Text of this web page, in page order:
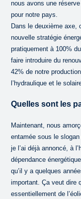
nous avons une
pour notre pays.
Dans le deuxième axe,
nouvelle stratégie
pratiquement à 100%
faire introduire du
42% de notre
l’hydraulique et le
Quelles sont les
Maintenant, nous
entamée sous le
je l’ai déjà annoncé, à
dépendance
qu’il y a quelques
important. Ça veut dire
essentiellement de